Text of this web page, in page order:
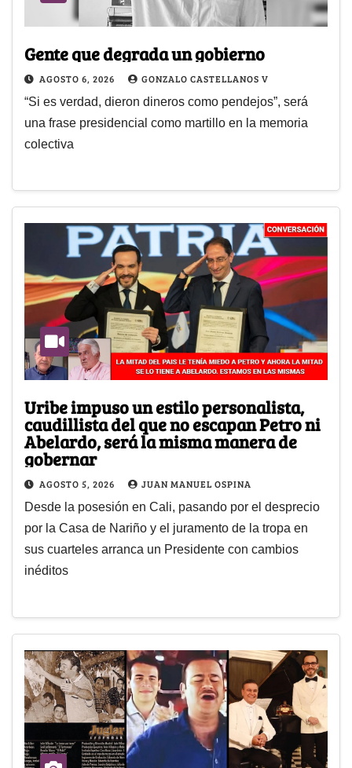
Gente que degrada un gobierno
AGOSTO 6, 2026 GONZALO CASTELLANOS V
“Si es verdad, dieron dineros como pendejos”, será
una frase presidencial como martillo en la memoria
colectiva
Uribe impuso un estilo personalista,
caudillista del que no escapan Petro ni
Abelardo, será la misma manera de
gobernar
AGOSTO 5, 2026 JUAN MANUEL OSPINA
Desde la posesión en Cali, pasando por el desprecio
por la Casa de Nariño y el juramento de la tropa en
sus cuarteles arranca un Presidente con cambios
inéditos